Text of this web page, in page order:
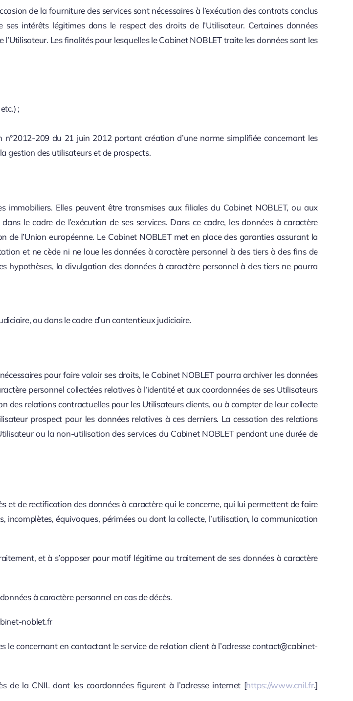
de la fourniture des services sont nécessaires à l’exécution des contrats conclus
intérêts légitimes dans le respect des droits de l’Utilisateur. Certaines données
Les finalités pour lesquelles le Cabinet NOBLET traite les données sont les
;
209 du 21 juin 2012 portant création d’une norme simplifiée concernant les
gestion des utilisateurs et de prospects.
immobiliers. Elles peuvent être transmises aux filiales du Cabinet NOBLET, ou aux
le cadre de l’exécution de ses services. Dans ce cadre, les données à caractère
l’Union européenne. Le Cabinet NOBLET met en place des garanties assurant la
et ne cède ni ne loue les données à caractère personnel à des tiers à des fins de
hypothèses, la divulgation des données à caractère personnel à des tiers ne pourra
ou dans le cadre d’un contentieux judiciaire.
pour faire valoir ses droits, le Cabinet NOBLET pourra archiver les données
personnel collectées relatives à l’identité et aux coordonnées de ses Utilisateurs
des relations contractuelles pour les Utilisateurs clients, ou à compter de leur collecte
prospect pour les données relatives à ces derniers. La cessation des relations
ou la non-utilisation des services du Cabinet NOBLET pendant une durée de
et de rectification des données à caractère qui le concerne, qui lui permettent de faire
équivoques, périmées ou dont la collecte, l’utilisation, la communication
et à s’opposer pour motif légitime au traitement de ses données à caractère
à caractère personnel en cas de décès.
noblet.fr
concernant en contactant le service de relation client à l’adresse contact@cabinet-
de la CNIL dont les coordonnées figurent à l’adresse internet [https://www.cnil.fr.]